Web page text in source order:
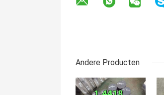
Andere Producten